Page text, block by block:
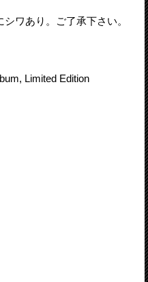
ワあり。ご了承下さい。
Limited Edition